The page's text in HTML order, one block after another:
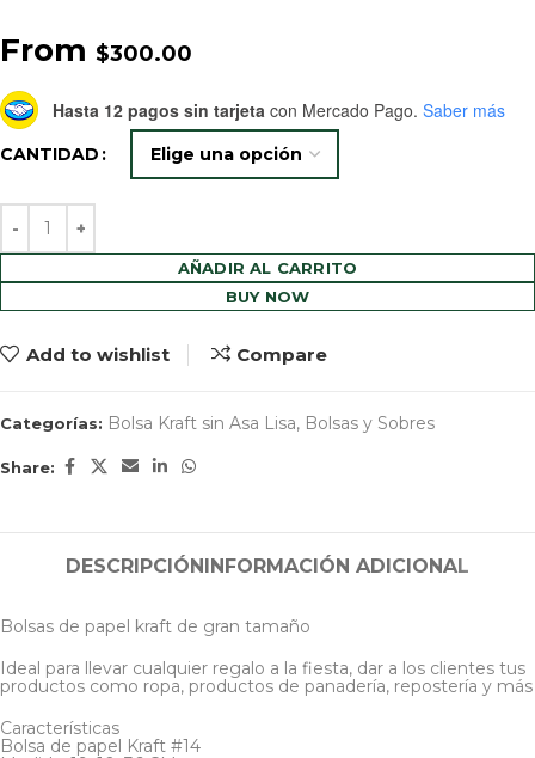
From $300.00
Hasta 12 pagos sin tarjeta con Mercado Pago. Saber más
CANTIDAD
AÑADIR AL CARRITO
BUY NOW
Add to wishlist Compare
Categorías: Bolsa Kraft sin Asa Lisa, Bolsas y Sobres
Share:
DESCRIPCIÓN INFORMACIÓN ADICIONAL
Bolsas de papel kraft de gran tamaño
Ideal para llevar cualquier regalo a la fiesta, dar a los clientes tus
productos como ropa, productos de panadería, repostería y más
Características
Bolsa de papel Kraft #14